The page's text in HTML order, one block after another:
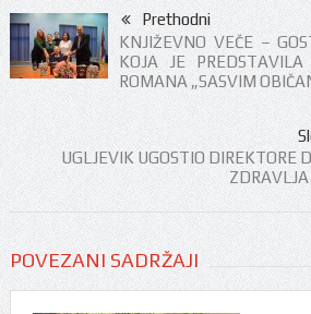
Prethodni
KNJIŽEVNO VEČE –
KOJA JE
ROMANA „SASVIM
UGLJEVIK UGOSTIO DIREKTORE
ZDRAVLJA
POVEZANI SADRŽAJI